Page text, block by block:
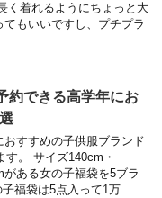
く着れるようにちょっと大
もいいですし、プチプラ
約できる高学年にお
すすめの子供服ブランド
。 サイズ140cm・
ある女の子福袋を5ブラ
福袋は5点入って1万 ...